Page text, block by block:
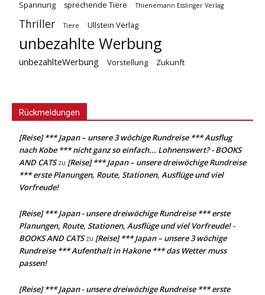
Spannung sprechende Tiere Thienemann Esslinger Verlag
Thriller Tiere Ullstein Verlag
unbezahlte Werbung
unbezahlteWerbung Vorstellung Zukunft
Rückmeldungen
[Reise] *** Japan – unsere 3 wöchige Rundreise *** Ausflug
nach Kobe *** nicht ganz so einfach... Lohnenswert? - BOOKS
AND CATSzu [Reise] *** Japan – unsere dreiwöchige Rundreise
*** erste Planungen, Route, Stationen, Ausflüge und viel
Vorfreude!
[Reise] *** Japan - unsere dreiwöchige Rundreise *** erste
Planungen, Route, Stationen, Ausflüge und viel Vorfreude! -
BOOKS AND CATSzu [Reise] *** Japan – unsere 3 wöchige
Rundreise *** Aufenthalt in Hakone *** das Wetter muss
passen!
[Reise] *** Japan - unsere dreiwöchige Rundreise *** erste